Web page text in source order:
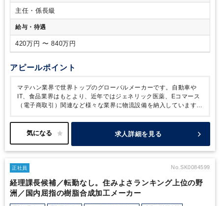
より精度の高い業績予測のため日々アップデートを行っており
ます。
主任・係長級
給与・待遇
420万円 〜 840万円
アピールポイント
マテハン業界で世界トップのグローバルメーカーです。自動車や
IT、食品業界はもとより、近年ではジェネリック医薬、Eコマース
（電子商取引）関連など様々な業界に物流設備を納入しています。
率は65%以上、さらにグローバル化を推進しており、世界シェア
を拡大中。 本ポジションの方には、単なる管理会計にとどまら
て最適か」を考え、経営企画や若手メンバーとともに構築していく
役割ではなく、ご自身のこれまでの経験や視点を活かしながら、経
本ポジションの特徴です。 役員等の上層部、経営企画部門と関わ
る機会もあり、「数字を通じて経営に関与する」経験を積みなが
ら、「企業経営」に近いところでキャリアを成長させるチャンスが
求人詳細を見る
正社員 No.SK0084599
経理課長候補／転勤なし。住みよさランキング上位の野
洲／国内屈指の樹脂合成加工メーカー